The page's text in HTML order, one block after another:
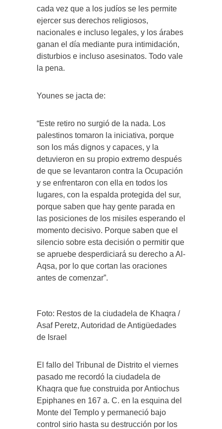
cada vez que a los judíos se les permite
ejercer sus derechos religiosos,
nacionales e incluso legales, y los árabes
ganan el día mediante pura intimidación,
disturbios e incluso asesinatos. Todo vale
la pena.
Younes se jacta de:
“Este retiro no surgió de la nada. Los
palestinos tomaron la iniciativa, porque
son los más dignos y capaces, y la
detuvieron en su propio extremo después
de que se levantaron contra la Ocupación
y se enfrentaron con ella en todos los
lugares, con la espalda protegida del sur,
porque saben que hay gente parada en
las posiciones de los misiles esperando el
momento decisivo. Porque saben que el
silencio sobre esta decisión o permitir que
se apruebe desperdiciará su derecho a Al-
Aqsa, por lo que cortan las oraciones
antes de comenzar”.
Foto: Restos de la ciudadela de Khaqra /
Asaf Peretz, Autoridad de Antigüedades
de Israel
El fallo del Tribunal de Distrito el viernes
pasado me recordó la ciudadela de
Khaqra que fue construida por Antiochus
Epiphanes en 167 a. C. en la esquina del
Monte del Templo y permaneció bajo
control sirio hasta su destrucción por los